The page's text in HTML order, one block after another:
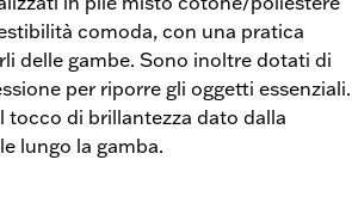
comoda, con una pratica
delle gambe. Sono inoltre dotati di
per riporre gli oggetti essenziali.
tocco di brillantezza dato dalla
lungo la gamba.